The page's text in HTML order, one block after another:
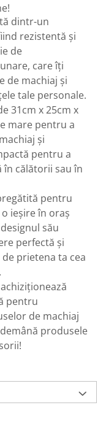
dintr-un
rezistentă și
de
care îți
de machiaj și
tale personale.
31cm x 25cm x
mare pentru a
și
pentru a
călătorii sau în
pentru
ieșire în oraș
său
perfectă și
prietena ta cea
pentru
de machiaj
produsele